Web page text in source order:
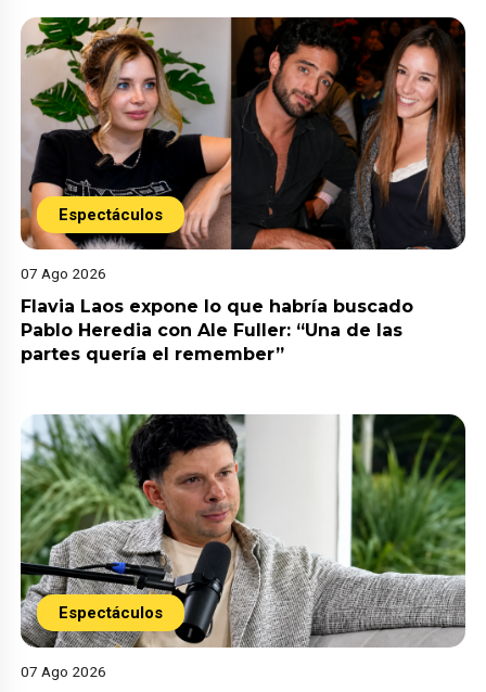
Espectáculos
07 Ago 2026
Flavia Laos expone lo que habría buscado
Pablo Heredia con Ale Fuller: “Una de las
partes quería el remember”
Espectáculos
07 Ago 2026